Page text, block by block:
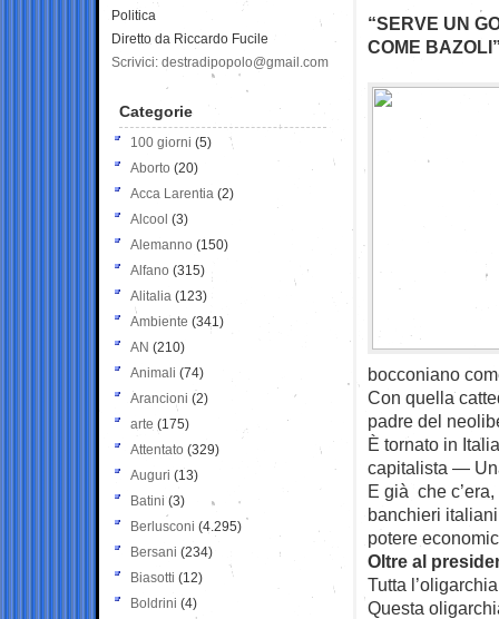
“SERVE UN
COME
bocconiano
Con quella
padre del
È tornato in
capitalista —
E già che
banchieri
potere
Oltre al
Tutta
Questa
Politica
Diretto da Riccardo Fucile
Scrivici: destradipopolo@gmail.com
Categorie
100 giorni (5)
Aborto (20)
Acca Larentia (2)
Alcool (3)
Alemanno (150)
Alfano (315)
Alitalia (123)
Ambiente (341)
AN (210)
Animali (74)
Arancioni (2)
arte (175)
Attentato (329)
Auguri (13)
Batini (3)
Berlusconi (4.295)
Bersani (234)
Biasotti (12)
Boldrini (4)